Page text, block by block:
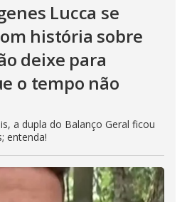
Lucca se
história sobre
deixe para
o tempo não
a dupla do Balanço Geral ficou
entenda!